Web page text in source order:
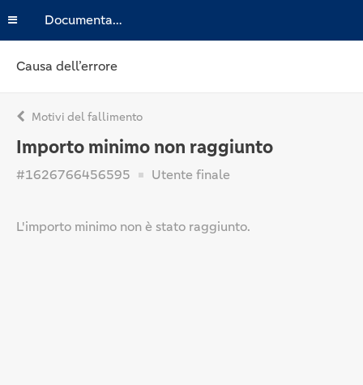
Documentazione
Causa dell’errore
Motivi del fallimento
Importo minimo non raggiunto
#1626766456595 Utente finale
L'importo minimo non è stato raggiunto.